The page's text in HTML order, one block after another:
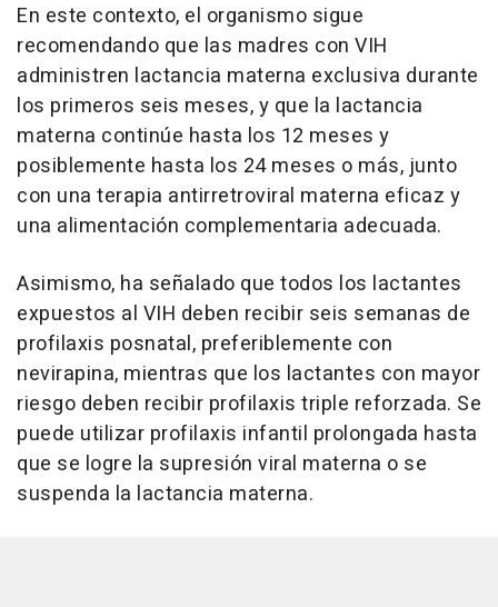
En este contexto, el organismo sigue
recomendando que las madres con VIH
administren lactancia materna exclusiva durante
los primeros seis meses, y que la lactancia
materna continúe hasta los 12 meses y
posiblemente hasta los 24 meses o más, junto
con una terapia antirretroviral materna eficaz y
una alimentación complementaria adecuada.
Asimismo, ha señalado que todos los lactantes
expuestos al VIH deben recibir seis semanas de
profilaxis posnatal, preferiblemente con
nevirapina, mientras que los lactantes con mayor
riesgo deben recibir profilaxis triple reforzada. Se
puede utilizar profilaxis infantil prolongada hasta
que se logre la supresión viral materna o se
suspenda la lactancia materna.